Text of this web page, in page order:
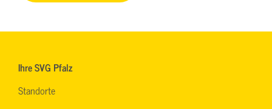
Ihre SVG Pfalz
Standorte